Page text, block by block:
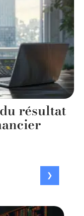
résultat